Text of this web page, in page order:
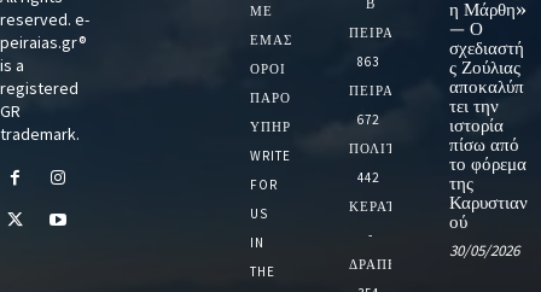
reserved. e-
peiraias.gr®
is a
registered
GR
trademark.
ΜΕ
ΕΜΆΣ
ΌΡΟΙ
ΠΑΡΟΧΉΣ
ΥΠΗΡΕΣΙΏΝ
WRITE
FOR
US
IN
THE
Β
ΠΕΙΡΑΙΑ
863
ΠΕΙΡΑΙΑΣ
672
ΠΟΛΙΤΙΚΗ
442
ΚΕΡΑΤΣΙΝΙ
-
ΔΡΑΠΕΤΣΩΝΑ
η Μάρθη»
— Ο
σχεδιαστή
ς Ζούλιας
αποκαλύπ
τει την
ιστορία
πίσω από
το φόρεμα
της
Καρυστιαν
ού
30/05/2026